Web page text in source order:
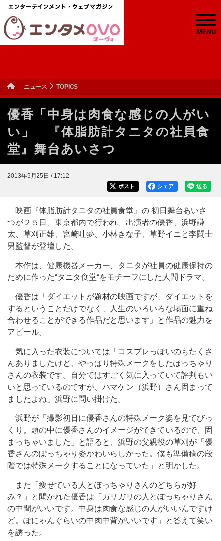
MENU
ニュース TOPICS
優香「中身は肉食な感じの人がい
い」 『体脂肪計タニタの社員食
堂』舞台あいさつ
2013年5月25日 / 17:12
送る
シェア
ポスト
映画『体脂肪計タニタの社員食堂』の 初日舞台あいさ
つが２５日、東京都内で行われ、出演者の優香、浜野謙
太、草刈正雄、宮崎吐夢、小林きな子、草野イニと李闘士
男監督が登壇した。
本作は、健康機器メーカー、タニタが社員の健康保持の
ために作った“タニタ食堂“をモチーフにした人間ドラマ。
優香は「ダイエットが題材の映画ですが、ダイエットを
するということだけでなく、人生のいろいろな場面に重ね
合わせることができる作品だと思います」と作品の魅力を
アピール。
気に入った衣装については「コスプレっぽいのもたくさ
んありましたけど、やっぱり特殊メークをしたぽっちゃり
さんの衣装です。自分ではすごく気に入っていて評判もい
いと思っているのですが、ハマケン（浜野）さん固まって
ましたよね」浜野に問い掛けた。
浜野が「撮影初日に優香さんの特殊メーク姿を見てびっ
くり。頭の中に優香さんのイメージができているので、固
まっちゃいました」と語ると、浜野の父親役の草刈が「優
香さんのぽっちゃり姿かわいらしかった。僕も準備稿の段
階では特殊メークすることになっていた」と明かした。
また「痩せている人とぽっちゃりさんのどちらが好
み？」と聞かれた優香は「ガリガリの人とぽっちゃりさん
の中間がいいです。中身は肉食な感じの人がいいんですけ
ど。ぽにゃんぐらいの中肉中背がいいです」と答えて笑い
を誘った。